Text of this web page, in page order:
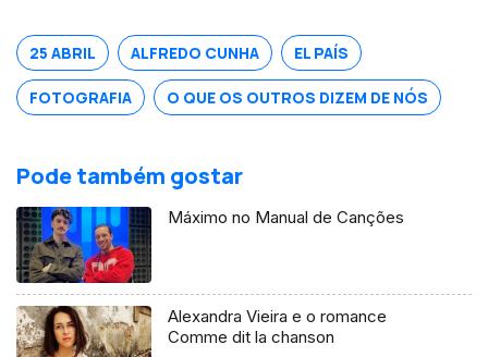
como ímpio e sodomita pela Inquisição.
25 ABRIL
ALFREDO CUNHA EL PAÍS
FOTOGRAFIA O QUE OS OUTROS DIZEM DE NÓS
Pode também gostar
Máximo no Manual de Canções
Alexandra Vieira e o romance
Comme dit la chanson